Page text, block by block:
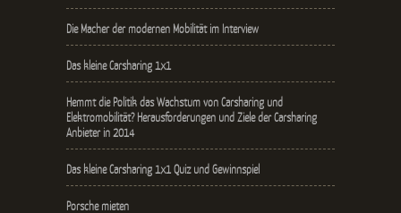
Die Macher der modernen Mobilität im Interview
Das kleine Carsharing 1x1
Hemmt die Politik das Wachstum von Carsharing und
Elektromobilität? Herausforderungen und Ziele der Carsharing
Anbieter in 2014
Das kleine Carsharing 1x1 Quiz und Gewinnspiel
Porsche mieten